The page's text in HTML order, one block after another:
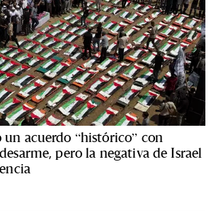
acuerdo “histórico” con
pero la negativa de Israel